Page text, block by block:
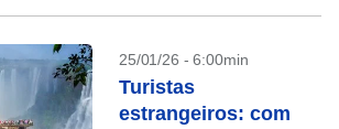
25/01/26 - 6:00min
Turistas
estrangeiros: com